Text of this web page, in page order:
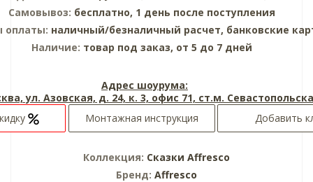
Самовывоз: бесплатно, 1 день после поступления
оплаты: наличный/безналичный расчет, банковские
Наличие: товар под заказ, от 5 до 7 дней
Адрес шоурума:
ул. Азовская, д. 24, к. 3, офис 71, ст.м.
Монтажная инструкция Добавить
Коллекция: Сказки Affresco
Бренд: Affresco